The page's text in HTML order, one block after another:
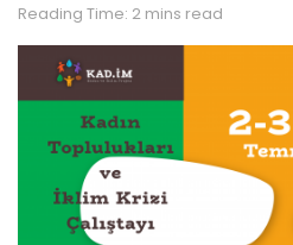
Reading Time: 2 mins read